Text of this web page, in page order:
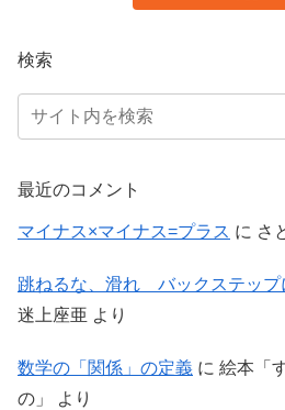
検索
最近のコメント
マイナス×マイナス=プラス に さ
跳ねるな、滑れ バックステップ
迷上座亜 より
数学の「関係」の定義 に 絵本「
の」
より